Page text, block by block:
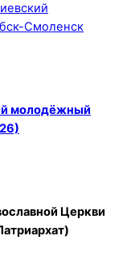
молодёжный
Церкви